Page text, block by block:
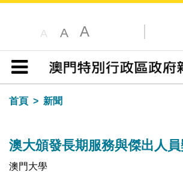
A A A
目錄
首頁
新聞
澳大頒發長期服務與傑出人
澳門大學